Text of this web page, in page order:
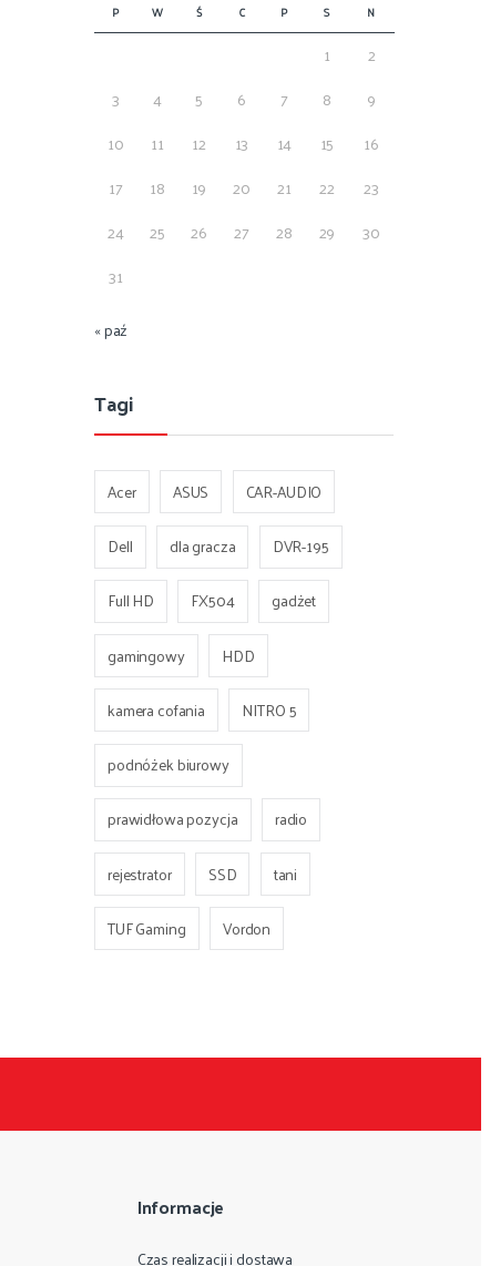
P W Ś C P S N
1
2
3
4 5 6 7 8
9
10
11 12 13 14 15
16
17
18 19 20 21 22
23
24
25 26 27 28 29
30
31
« paź
Tagi
Acer ASUS
CAR-AUDIO
Dell
dla gracza
DVR-195
Full HD
FX504
gadżet
gamingowy
HDD
kamera cofania
NITRO 5
podnóżek biurowy
prawidłowa pozycja
radio
rejestrator
SSD
tani
TUF Gaming
Vordon
Informacje
Czas realizacji i dostawa